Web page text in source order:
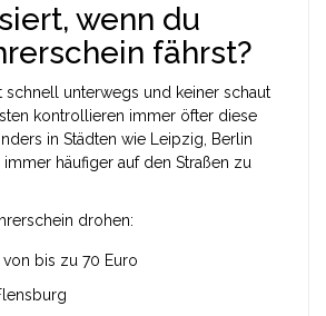
wenn du
fährst?
schnell unterwegs und keiner schaut
kontrollieren immer öfter diese
in Städten wie Leipzig, Berlin
häufiger auf den Straßen zu
drohen:
von bis zu 70 Euro